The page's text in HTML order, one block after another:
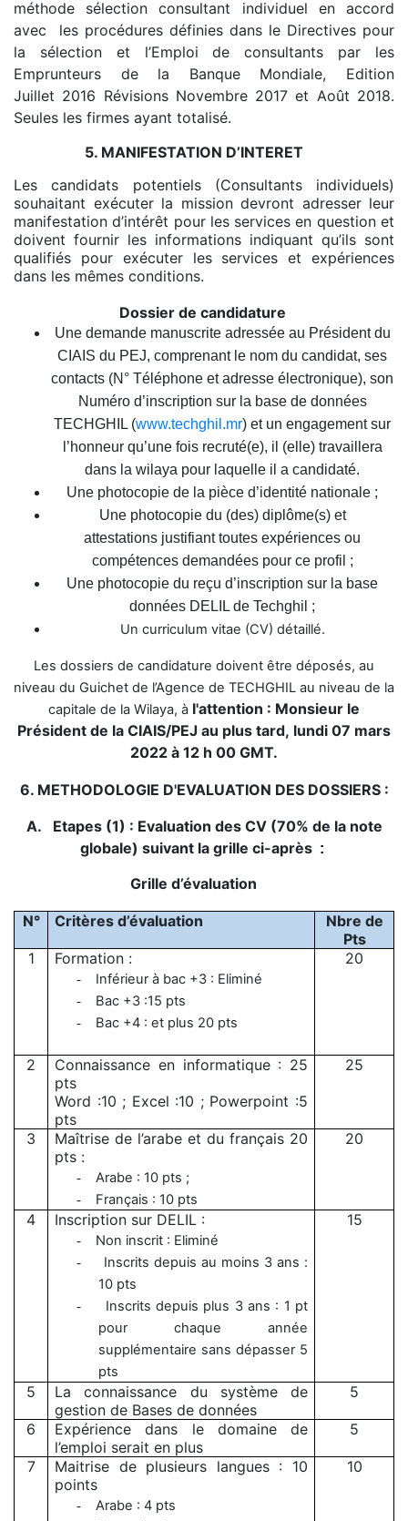
méthode sélection consultant individuel en accord
avec les procédures définies dans le Directives pour
la sélection et l’Emploi de consultants par les
Emprunteurs de la Banque Mondiale, Edition
Juillet 2016 Révisions Novembre 2017 et Août 2018.
Seules les firmes ayant totalisé.
5. MANIFESTATION D’INTERET
Les candidats potentiels (Consultants individuels)
souhaitant exécuter la mission devront adresser leur
manifestation d’intérêt pour les services en question et
doivent fournir les informations indiquant qu’ils sont
qualifiés pour exécuter les services et expériences
dans les mêmes conditions.
Dossier de candidature
Une demande manuscrite adressée au Président du
CIAIS du PEJ, comprenant le nom du candidat, ses
contacts (N° Téléphone et adresse électronique), son
Numéro d’inscription sur la base de données
TECHGHIL (www.techghil.mr) et un engagement sur
l’honneur qu’une fois recruté(e), il (elle) travaillera
dans la wilaya pour laquelle il a candidaté.
Une photocopie de la pièce d’identité nationale ;
Une photocopie du (des) diplôme(s) et
attestations justifiant toutes expériences ou
compétences demandées pour ce profil ;
Une photocopie du reçu d’inscription sur la base
données DELIL de Techghil ;
Un curriculum vitae (CV) détaillé.
Les dossiers de candidature doivent être déposés, au
niveau du Guichet de l’Agence de TECHGHIL au niveau de la
capitale de la Wilaya, à l'attention : Monsieur le
Président de la CIAIS/PEJ au plus tard, lundi 07 mars
2022 à 12 h 00 GMT.
6. METHODOLOGIE D'EVALUATION DES DOSSIERS :
A.
Etapes (1) : Evaluation des CV (70% de la note
globale) suivant la grille ci-après :
Grille d’évaluation
N° Critères d’évaluation
Nbre de
Pts
1
Formation :
- Inférieur à bac +3 : Eliminé
- Bac +3 :15 pts
- Bac +4 : et plus 20 pts
20
2
Connaissance en informatique : 25
pts
Word :10 ; Excel :10 ; Powerpoint :5
pts
25
3
Maîtrise de l’arabe et du français 20
pts :
- Arabe : 10 pts ;
- Français : 10 pts
20
4 Inscription sur DELIL :
- Non inscrit : Eliminé
-
Inscrits depuis au moins 3 ans :
10 pts
-
Inscrits depuis plus 3 ans : 1 pt
pour chaque année
supplémentaire sans dépasser 5
pts
15
5
La connaissance du système de
gestion de Bases de données
5
6
Expérience dans le domaine de
l’emploi serait en plus
5
7
Maitrise de plusieurs langues : 10
points
- Arabe : 4 pts
10